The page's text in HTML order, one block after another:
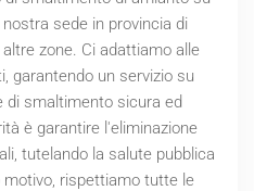
sede in provincia di
zone. Ci adattiamo alle
garantendo un servizio su
di smaltimento sicura ed
è garantire l'eliminazione
tutelando la salute pubblica
rispettiamo tutte le